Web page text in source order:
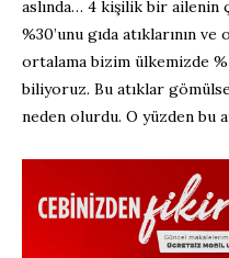
aslında… 4 kişilik bir ailenin
%30’unu gıda atıklarının
ortalama bizim ülkemizde
biliyoruz. Bu atıklar
neden olurdu. O yüzden bu